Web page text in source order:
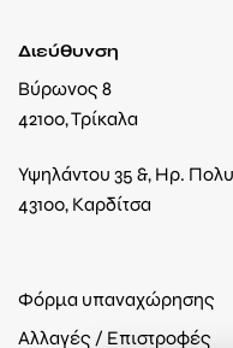
Διεύθυνση
Βύρωνος 8
42100, Τρίκαλα
Υψηλάντου 35 &, Ηρ.
43100, Καρδίτσα
Φόρμα υπαναχώρησης
Αλλαγές / Επιστροφές